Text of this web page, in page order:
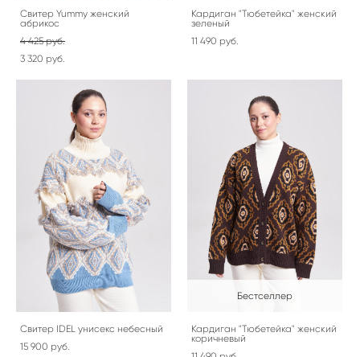
Свитер Yummy женский
абрикос
4 425 pуб.
3 320 pуб.
Кардиган "Тюбетейка" женский
зеленый
11 490 pуб.
Свитер IDEL унисекс небесный
15 900 pуб.
Бестселлер
Кардиган "Тюбетейка" женский
коричневый